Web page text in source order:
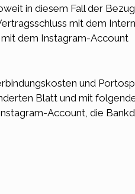
in diesem Fall der
mit dem
dem Instagram-Account
und
Blatt und mit
Account, die